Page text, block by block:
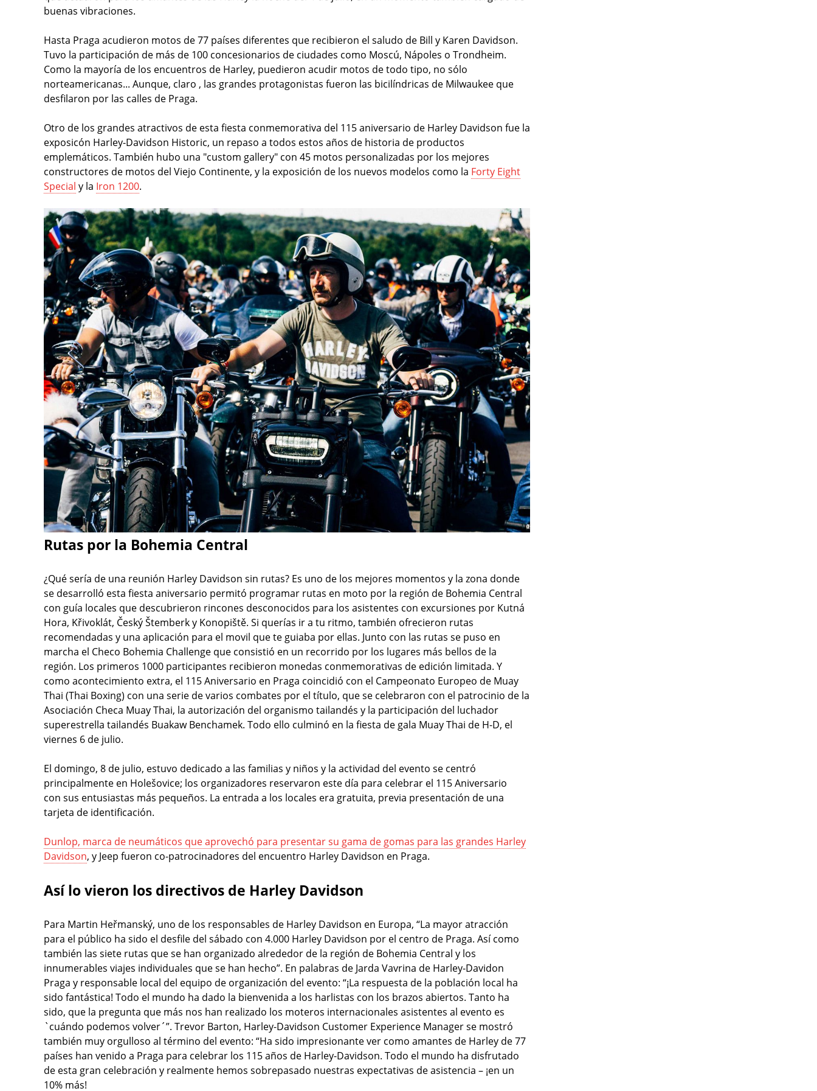
buenas vibraciones.
Hasta Praga acudieron motos de 77 países diferentes que recibieron el saludo de Bill y Karen Davidson.
Tuvo la participación de más de 100 concesionarios de ciudades como Moscú, Nápoles o Trondheim.
Como la mayoría de los encuentros de Harley, puedieron acudir motos de todo tipo, no sólo
norteamericanas... Aunque, claro , las grandes protagonistas fueron las bicilíndricas de Milwaukee que
desfilaron por las calles de Praga.
Otro de los grandes atractivos de esta fiesta conmemorativa del 115 aniversario de Harley Davidson fue la
exposicón Harley-Davidson Historic, un repaso a todos estos años de historia de productos
emplemáticos. También hubo una "custom gallery" con 45 motos personalizadas por los mejores
constructores de motos del Viejo Continente, y la exposición de los nuevos modelos como la Forty Eight
Special y la Iron 1200.
Rutas por la Bohemia Central
¿Qué sería de una reunión Harley Davidson sin rutas? Es uno de los mejores momentos y la zona donde
se desarrolló esta fiesta aniversario permitó programar rutas en moto por la región de Bohemia Central
con guía locales que descubrieron rincones desconocidos para los asistentes con excursiones por Kutná
Hora, Křivoklát, Český Štemberk y Konopiště. Si querías ir a tu ritmo, también ofrecieron rutas
recomendadas y una aplicación para el movil que te guiaba por ellas. Junto con las rutas se puso en
marcha el Checo Bohemia Challenge que consistió en un recorrido por los lugares más bellos de la
región. Los primeros 1000 participantes recibieron monedas conmemorativas de edición limitada. Y
como acontecimiento extra, el 115 Aniversario en Praga coincidió con el Campeonato Europeo de Muay
Thai (Thai Boxing) con una serie de varios combates por el título, que se celebraron con el patrocinio de la
Asociación Checa Muay Thai, la autorización del organismo tailandés y la participación del luchador
superestrella tailandés Buakaw Benchamek. Todo ello culminó en la fiesta de gala Muay Thai de H-D, el
viernes 6 de julio.
El domingo, 8 de julio, estuvo dedicado a las familias y niños y la actividad del evento se centró
principalmente en Holešovice; los organizadores reservaron este día para celebrar el 115 Aniversario
con sus entusiastas más pequeños. La entrada a los locales era gratuita, previa presentación de una
tarjeta de identificación.
Dunlop, marca de neumáticos que aprovechó para presentar su gama de gomas para las grandes Harley
Davidson, y Jeep fueron co-patrocinadores del encuentro Harley Davidson en Praga.
Así lo vieron los directivos de Harley Davidson
Para Martin Heřmanský, uno de los responsables de Harley Davidson en Europa, “La mayor atracción
para el público ha sido el desfile del sábado con 4.000 Harley Davidson por el centro de Praga. Así como
también las siete rutas que se han organizado alrededor de la región de Bohemia Central y los
innumerables viajes individuales que se han hecho”. En palabras de Jarda Vavrina de Harley-Davidon
Praga y responsable local del equipo de organización del evento: “¡La respuesta de la población local ha
sido fantástica! Todo el mundo ha dado la bienvenida a los harlistas con los brazos abiertos. Tanto ha
sido, que la pregunta que más nos han realizado los moteros internacionales asistentes al evento es
`cuándo podemos volver´”. Trevor Barton, Harley-Davidson Customer Experience Manager se mostró
también muy orgulloso al término del evento: “Ha sido impresionante ver como amantes de Harley de 77
países han venido a Praga para celebrar los 115 años de Harley-Davidson. Todo el mundo ha disfrutado
de esta gran celebración y realmente hemos sobrepasado nuestras expectativas de asistencia – ¡en un
10% más!